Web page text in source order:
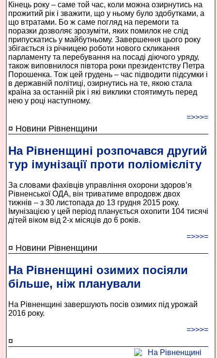
Кінець року – саме той час, коли можна озирнутись на
прожитий рік і зважити, що у ньому було здобутками, а
що втратами. Бо ж саме погляд на перемоги та
поразки дозволяє зрозуміти, яких помилок не слід
припускатись у майбутньому. Завершення цього року
збігається із річницею роботи нового скликання
парламенту та перебування на посаді діючого уряду,
також виповнилося півтора роки президентству Петра
Порошенка. Тож цей грудень – час підводити підсумки і
в державній політиці, озирнутись на те, якою стала
країна за останній рік і які виклики стоятимуть перед
нею у році наступному.
=>>>=
¤ Новини Рівненщини
На Рівненщині розпочався другий
тур імунізації проти поліомієліту
За словами фахівців управління охорони здоров’я
Рівненської ОДА, він триватиме впродовж двох
тижнів – з 30 листопада до 13 грудня 2015 року.
Імунізацією у цей період планується охопити 104 тисячі
дітей віком від 2-х місяців до 6 років.
=>>>=
¤ Новини Рівненщини
На Рівненщині озимих посіяли
більше, ніж планували
На Рівненщині завершують посів озимих під урожай
2016 року.
=>>>=
¤